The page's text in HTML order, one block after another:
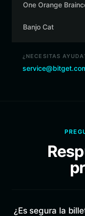
One Orange
Banjo Cat
¿NECESITAS
¿Es segura la